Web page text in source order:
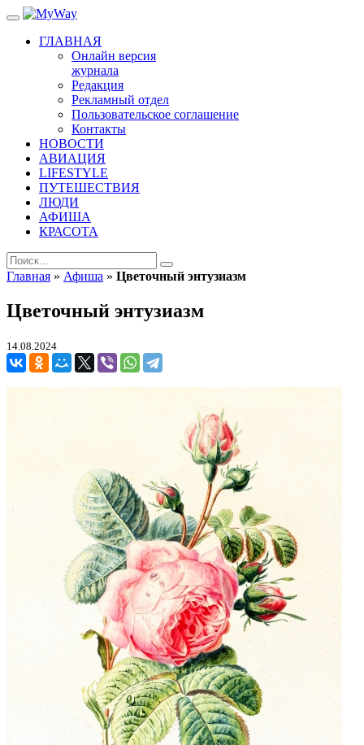
ГЛАВНАЯ
Онлайн версия
журнала
Редакция
Рекламный отдел
Пользовательское соглашение
Контакты
НОВОСТИ
АВИАЦИЯ
LIFESTYLE
ПУТЕШЕСТВИЯ
ЛЮДИ
АФИША
КРАСОТА
Главная » Афиша » Цветочный энтузиазм
Цветочный энтузиазм
14.08.2024